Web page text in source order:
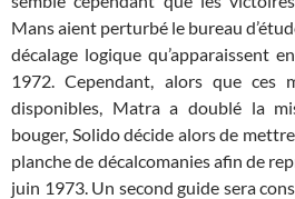
Mans aient perturbé le bureau
décalage logique qu’apparaissent
1972. Cependant, alors que ces
disponibles, Matra a doublé la
bouger, Solido décide alors de
planche de décalcomanies afin de
juin 1973. Un second guide sera